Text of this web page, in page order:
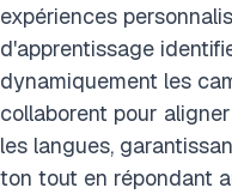
expériences
d'apprentissage
dynamiquement les
collaborent pour
les langues,
ton tout en répondant